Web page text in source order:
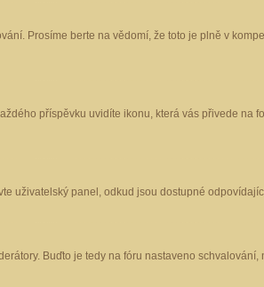
Prosíme berte na vědomí, že toto je plně v
příspěvku uvidíte ikonu, která vás přivede na
uživatelský panel, odkud jsou dostupné
Buďto je tedy na fóru nastaveno